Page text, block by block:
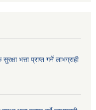
भत्ता प्राप्त गर्ने लाभग्राही